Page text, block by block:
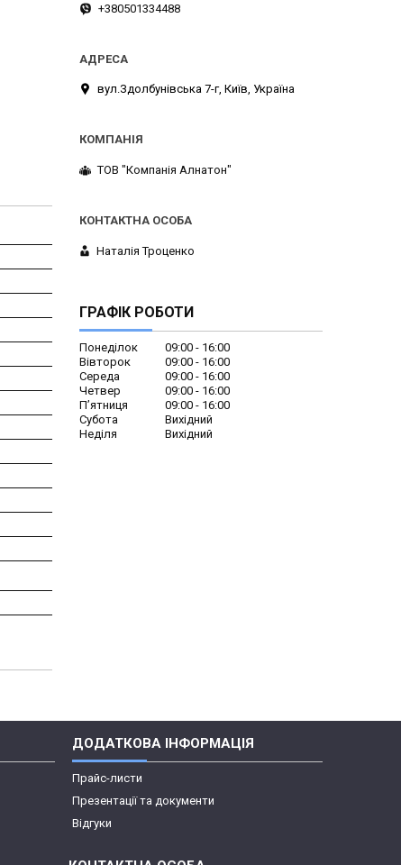
+380501334488
вул.Здолбунівська 7-г, Київ, Україна
ТОВ "Компанія Алнатон"
Наталія Троценко
ГРАФІК РОБОТИ
Понеділок 09:00
16:00
Вівторок
09:00
16:00
Середа
09:00
16:00
Четвер
09:00
16:00
Пʼятниця
09:00
16:00
Субота
Вихідний
Неділя
Вихідний
ДОДАТКОВА ІНФОРМАЦІЯ
Прайс-листи
Презентації та документи
Відгуки